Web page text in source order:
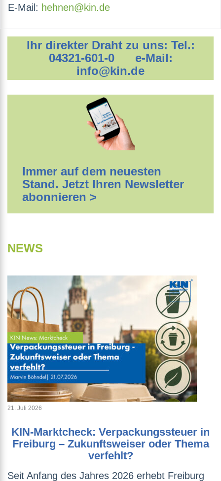
E-Mail: hehnen@kin.de
Ihr direkter Draht zu uns: Tel.:
04321-601-0 e-Mail:
info@kin.de
Immer auf dem neuesten
Stand. Jetzt Ihren Newsletter
abonnieren >
NEWS
21. Juli 2026
KIN-Marktcheck: Verpackungssteuer in
Freiburg – Zukunftsweiser oder Thema
verfehlt?
Seit Anfang des Jahres 2026 erhebt Freiburg